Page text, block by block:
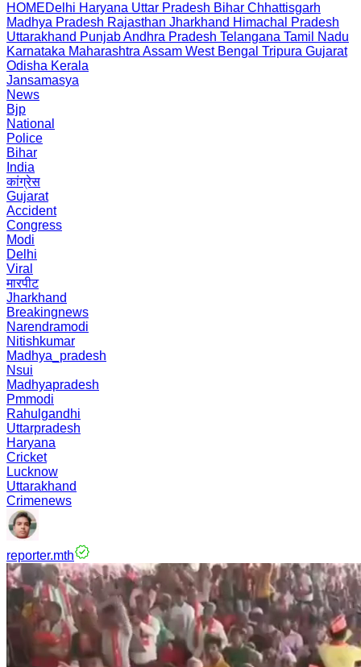
HOMEDelhi Haryana Uttar Pradesh Bihar Chhattisgarh
Madhya Pradesh Rajasthan Jharkhand Himachal Pradesh
Uttarakhand PunjabAndhra Pradesh Telangana Tamil Nadu
Karnataka Maharashtra Assam West Bengal Tripura Gujarat
Odisha Kerala
Jansamasya
News
Bjp
National
Police
Bihar
India
कांग्रेस
Gujarat
Accident
Congress
Modi
Delhi
Viral
मारपीट
Jharkhand
Breakingnews
Narendramodi
Nitishkumar
Madhya_pradesh
Nsui
Madhyapradesh
Pmmodi
Rahulgandhi
Uttarpradesh
Haryana
Cricket
Lucknow
Uttarakhand
Crimenews
reporter.mth